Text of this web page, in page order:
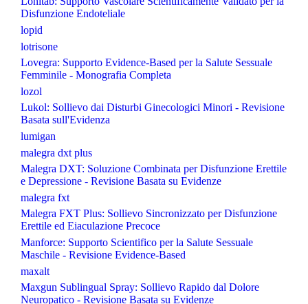
Disfunzione Endoteliale
lopid
lotrisone
Lovegra: Supporto Evidence-Based per la Salute Sessuale
Femminile - Monografia Completa
lozol
Lukol: Sollievo dai Disturbi Ginecologici Minori - Revisione
Basata sull'Evidenza
lumigan
malegra dxt plus
Malegra DXT: Soluzione Combinata per Disfunzione Erettile
e Depressione - Revisione Basata su Evidenze
malegra fxt
Malegra FXT Plus: Sollievo Sincronizzato per Disfunzione
Erettile ed Eiaculazione Precoce
Manforce: Supporto Scientifico per la Salute Sessuale
Maschile - Revisione Evidence-Based
maxalt
Maxgun Sublingual Spray: Sollievo Rapido dal Dolore
Neuropatico - Revisione Basata su Evidenze